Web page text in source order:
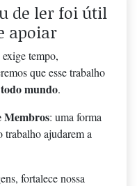
de ler foi útil
apoiar
tempo,
que esse trabalho
mundo.
Membros: uma forma
trabalho ajudarem a
fortalece nossa